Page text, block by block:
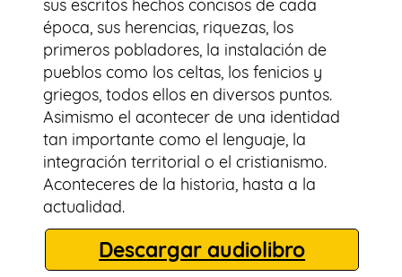
sus escritos hechos concisos de cada
época, sus herencias, riquezas, los
primeros pobladores, la instalación de
pueblos como los celtas, los fenicios y
griegos, todos ellos en diversos puntos.
Asimismo el acontecer de una identidad
tan importante como el lenguaje, la
integración territorial o el cristianismo.
Aconteceres de la historia, hasta a la
actualidad.
Descargar audiolibro